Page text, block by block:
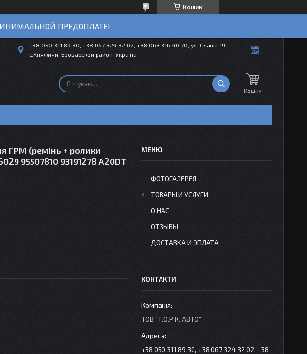
Кошик
ПРЕДОПЛАТЕ!
+38 050 311 89 30, +38 067 324 32 02, +38 063 316 40 70, ул. Славы 19,
с.Княжичи, Броварской район, Україна
Кошик
ГРМ (ремінь + ролики
95507810 93191278 A20DT
ФОТОГАЛЕРЕЯ
ТОВАРЫ И УСЛУГИ
О НАС
ОТЗЫВЫ
ДОСТАВКА И ОПЛАТА
КОНТАКТИ
ТОВ "Т.О.Р.К. АВТО"
+38 050 311 89 30, +38 067 324 32 02, +38